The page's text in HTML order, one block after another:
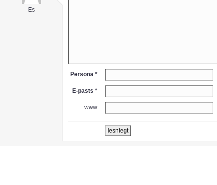
Es
Persona *
E-pasts *
www